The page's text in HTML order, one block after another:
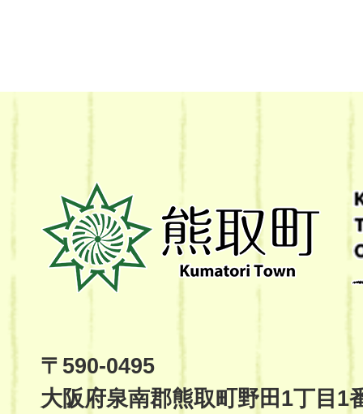
熊
取
町
Kumatori
Site
〒590-0495
大阪府泉南郡熊取町野田1丁目1